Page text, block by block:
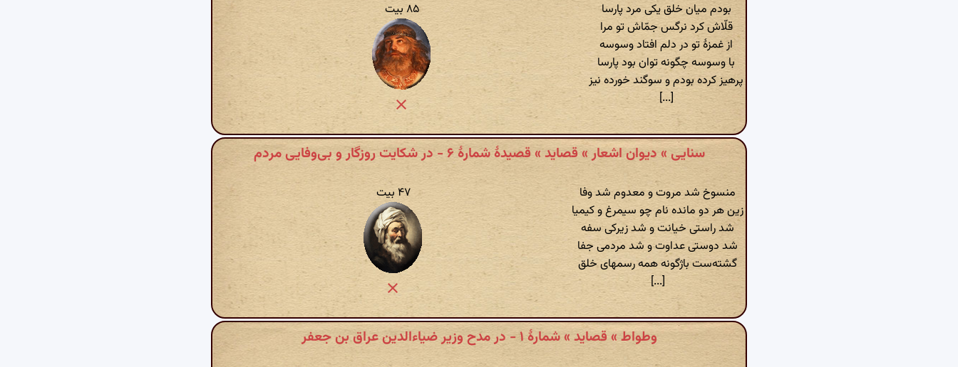
بودم میان خلق یکی مرد پارسا
قلّاش کرد نرگس جمّاش تو مرا
از غمزهٔ تو در دلم افتاد وسوسه
با وسوسه چگونه توان بود پارسا
پرهیز کرده بودم و سوگند خورده نیز
[...]
۸۵ بیت
سنایی » دیوان اشعار » قصاید » قصیدهٔ شمارهٔ ۶ - در شکایت روزگار و بی‌وفایی مردم
منسوخ شد مروت و معدوم شد وفا
زین هر دو مانده نام چو سیمرغ و کیمیا
شد راستی خیانت و شد زیرکی سفه
شد دوستی عداوت و شد مردمی جفا
گشته‌ست باژگونه همه رسمهای خلق
[...]
۴۷ بیت
وطواط » قصاید » شمارهٔ ۱ - در مدح وزیر ضیاءالدین عراق بن جعفر